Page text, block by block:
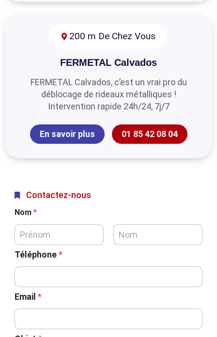
200 m De Chez Vous
FERMETAL Calvados
FERMETAL Calvados, c’est un vrai pro du
déblocage de rideaux métalliques !
Intervention rapide 24h/24, 7j/7
En savoir plus 01 85 42 08 04
Contactez-nous
Nom *
Téléphone*
Email *